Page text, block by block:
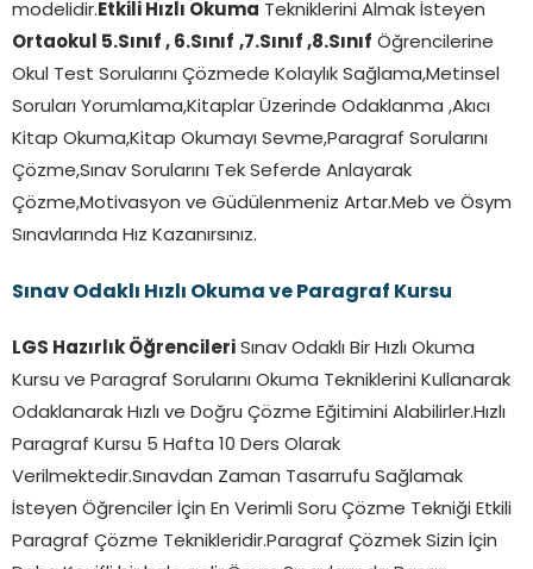
modelidir.Etkili Hızlı Okuma Tekniklerini Almak İsteyen
Ortaokul 5.Sınıf , 6.Sınıf ,7.Sınıf ,8.Sınıf Öğrencilerine
Okul Test Sorularını Çözmede Kolaylık Sağlama,Metinsel
Soruları Yorumlama,Kitaplar Üzerinde Odaklanma ,Akıcı
Kitap Okuma,Kitap Okumayı Sevme,Paragraf Sorularını
Çözme,Sınav Sorularını Tek Seferde Anlayarak
Çözme,Motivasyon ve Güdülenmeniz Artar.Meb ve Ösym
Sınavlarında Hız Kazanırsınız.
Sınav Odaklı Hızlı Okuma ve Paragraf Kursu
LGS Hazırlık Öğrencileri Sınav Odaklı Bir Hızlı Okuma
Kursu ve Paragraf Sorularını Okuma Tekniklerini Kullanarak
Odaklanarak Hızlı ve Doğru Çözme Eğitimini Alabilirler.Hızlı
Paragraf Kursu 5 Hafta 10 Ders Olarak
Verilmektedir.Sınavdan Zaman Tasarrufu Sağlamak
İsteyen Öğrenciler İçin En Verimli Soru Çözme Tekniği Etkili
Paragraf Çözme Teknikleridir.Paragraf Çözmek Sizin İçin